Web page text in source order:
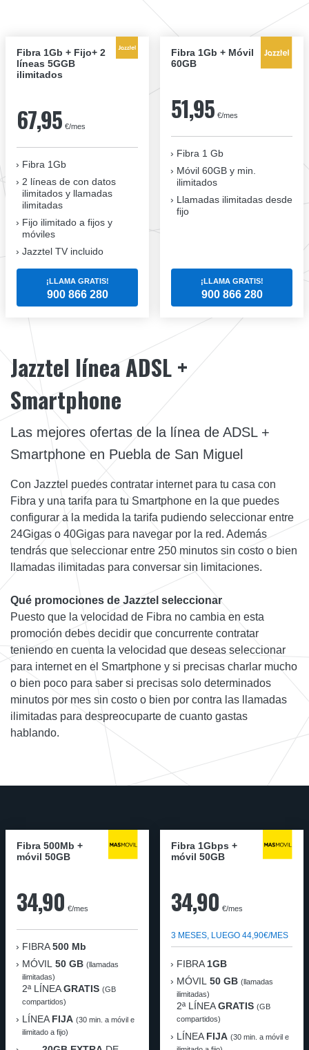
Fibra 1Gb + Fijo+ 2
líneas 5GGB
ilimitados
67,95 €/mes
Fibra 1Gb
2 líneas de con datos
ilimitados y llamadas
ilimitadas
Fijo ilimitado a fijos y
móviles
Jazztel TV incluido
¡LLAMA GRATIS!
900 866 280
Fibra 1Gb + Móvil
60GB
51,95 €/mes
Fibra 1 Gb
Móvil 60GB y min.
ilimitados
Llamadas ilimitadas desde
fijo
¡LLAMA GRATIS!
900 866 280
Jazztel línea ADSL +
Smartphone
Las mejores ofertas de la línea de ADSL +
Smartphone en Puebla de San Miguel
Con Jazztel puedes contratar internet para tu casa con
Fibra y una tarifa para tu Smartphone en la que puedes
configurar a la medida la tarifa pudiendo seleccionar entre
24Gigas o 40Gigas para navegar por la red. Además
tendrás que seleccionar entre 250 minutos sin costo o bien
llamadas ilimitadas para conversar sin limitaciones.
Qué promociones de Jazztel seleccionar
Puesto que la velocidad de Fibra no cambia en esta
promoción debes decidir que concurrente contratar
teniendo en cuenta la velocidad que deseas seleccionar
para internet en el Smartphone y si precisas charlar mucho
o bien poco para saber si precisas solo determinados
minutos por mes sin costo o bien por contra las llamadas
ilimitadas para despreocuparte de cuanto gastas
hablando.
Fibra 500Mb +
móvil 50GB
34,90 €/mes
FIBRA 500 Mb
MÓVIL 50 GB (llamadas
ilimitadas)
2ª LÍNEAGRATIS (GB
compartidos)
LÍNEA FIJA (30 min. a móvil e
ilimitado a fijo)
Fibra 1Gbps +
móvil 50GB
34,90 €/mes
3 MESES, LUEGO 44,90€/MES
FIBRA 1GB
MÓVIL 50 GB (llamadas
ilimitadas)
2ª LÍNEAGRATIS (GB
compartidos)
LÍNEA FIJA (30 min. a móvil e